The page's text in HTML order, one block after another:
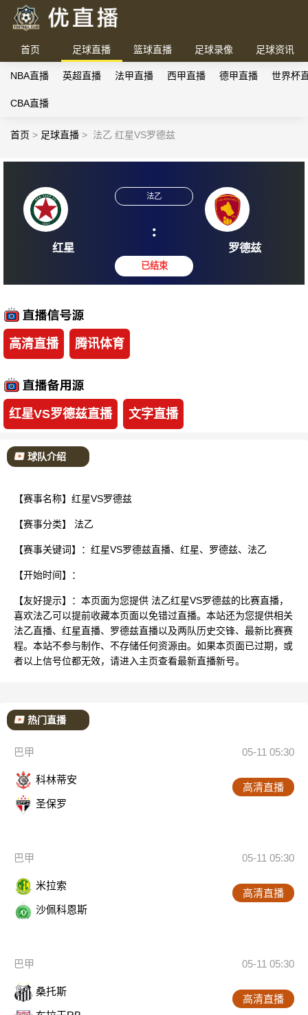
首页 足球直播 篮球直播 足球录像 足球资讯
NBA直播 英超直播 法甲直播 西甲直播 德甲直播 世界杯
CBA直播
首页 > 足球直播 > 法乙 红星VS罗德兹
:
高清直播 腾讯体育
红星VS罗德兹直播 文字直播
球队介绍
【赛事名称】红星VS罗德兹
【赛事分类】 法乙
【赛事关键词】：红星VS罗德兹直播、红星、罗德兹、法乙
【开始时间】：
【友好提示】：本页面为您提供 法乙红星VS罗德兹的比赛直播，
喜欢法乙可以提前收藏本页面以免错过直播。本站还为您提供相关
法乙直播、红星直播、罗德兹直播以及两队历史交锋、最新比赛赛
程。本站不参与制作、不存储任何资源由。如果本页面已过期，或
者以上信号位都无效，请进入主页查看最新直播新号。
热门直播
巴甲 05-11 05:30
科林蒂安
圣保罗
高清直播
巴甲 05-11 05:30
米拉索
沙佩科恩斯
高清直播
巴甲 05-11 05:30
桑托斯
高清直播